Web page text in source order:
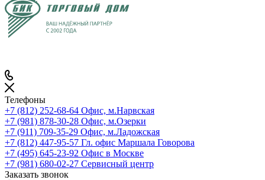
Телефоны
+7 (812) 252-68-64 Офис, м.Нарвская
+7 (981) 878-30-28 Офис, м.Озерки
+7 (911) 709-35-29 Офис, м.Ладожская
+7 (812) 447-95-57 Гл. офис Маршала Говорова
+7 (495) 645-23-92 Офис в Москве
+7 (981) 680-02-27 Сервисный центр
Заказать звонок